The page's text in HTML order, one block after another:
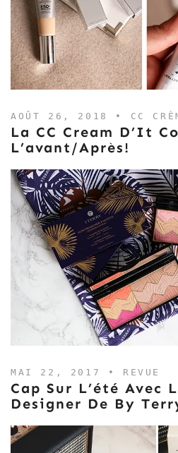
AOÛT 26, 2018 • CC
La CC Cream D’It
L’avant/après!
MAI 22, 2017 • REVUE
Cap Sur L’été Avec
Designer De By